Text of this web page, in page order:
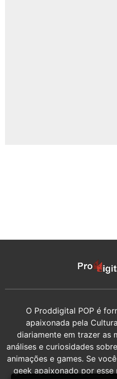
O Proddigital POP é
apaixonada pela
diariamente em trazer as
análises e curiosidades
animações e games. Se
geek apaixonado por esse